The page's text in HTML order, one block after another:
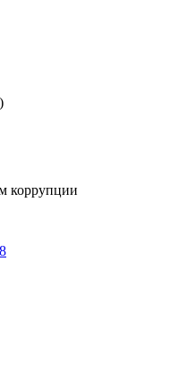
коррупции